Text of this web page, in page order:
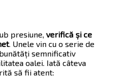
presiune, verifică și ce
. Unele vin cu o serie de
semnificativ
oalei. Iată câteva
să fii atent: